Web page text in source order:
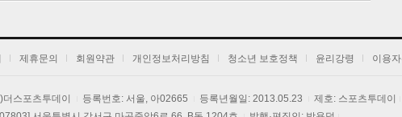
제휴문의 회원약관 개인정보처리방침 청소년 보호정책 윤리강령 이용
더스포츠투데이 등록번호: 서울, 아02665 등록년월일: 2013.05.23
제호: 스포츠투데이